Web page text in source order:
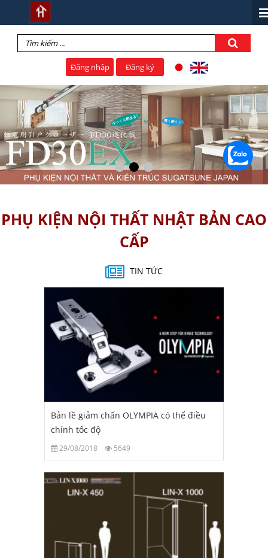
Đăng nhập Đăng ký
PHỤ KIỆN NỘI THẤT NHẬT BẢN CAO
CẤP
TIN TỨC
Bản lề giảm chấn OLYMPIA có thể điều
chỉnh tốc độ
29/08/2018 5649